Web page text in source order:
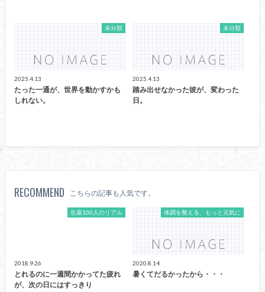
未分類
2025.4.13
たった一通が、世界を動かすかも
しれない。
未分類
2025.4.13
踏み出せなかった彼が、変わった
日。
RECOMMEND こちらの記事も人気です。
生薬100人のリアル
2018.9.26
とれるのに一週間かかってた疲れ
が、次の日にはすっきり
体調を整える、もっと元気に
2020.8.14
暑くてだるかったから・・・